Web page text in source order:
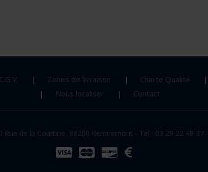
C.G.V. Zones de livraison
Charte Qualité
Nous localiser
Contact
de la Courtine, 88200 Remiremont - Tél : 03 29 22 49